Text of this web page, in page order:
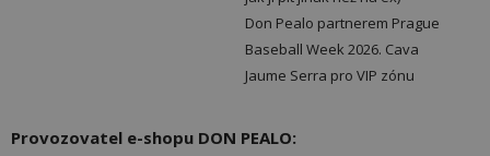
Don Pealo partnerem Prague
Baseball Week 2026. Cava
Jaume Serra pro VIP zónu
Provozovatel e-shopu DON PEALO: